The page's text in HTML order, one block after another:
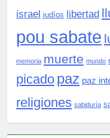
israel judíos libertad
pou sabate
memoria muerte mundo
picado paz paz
religiones sabiduría